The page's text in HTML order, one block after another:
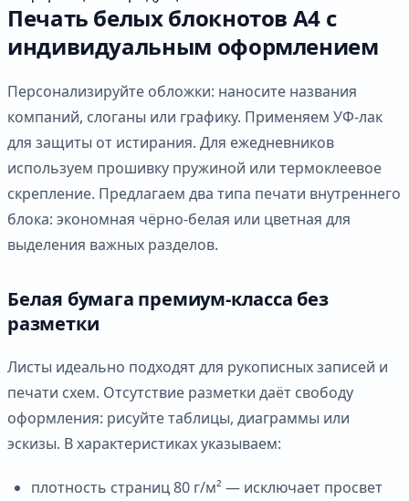
Печать белых блокнотов А4 с
индивидуальным оформлением
Персонализируйте обложки: наносите названия
компаний, слоганы или графику. Применяем УФ-лак
для защиты от истирания. Для ежедневников
используем прошивку пружиной или термоклеевое
скрепление. Предлагаем два типа печати внутреннего
блока: экономная чёрно-белая или цветная для
выделения важных разделов.
Белая бумага премиум-класса без
разметки
Листы идеально подходят для рукописных записей и
печати схем. Отсутствие разметки даёт свободу
оформления: рисуйте таблицы, диаграммы или
эскизы. В характеристиках указываем:
плотность страниц 80 г/м² — исключает просвет